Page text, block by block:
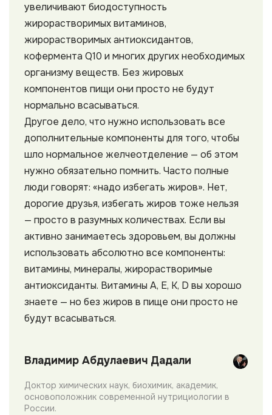
увеличивают биодоступность
жирорастворимых витаминов,
жирорастворимых антиоксидантов,
кофермента Q10 и многих других необходимых
организму веществ. Без жировых
компонентов пищи они просто не будут
нормально всасываться.
Другое дело, что нужно использовать все
дополнительные компоненты для того, чтобы
шло нормальное желчеотделение — об этом
нужно обязательно помнить. Часто полные
люди говорят: «надо избегать жиров». Нет,
дорогие друзья, избегать жиров тоже нельзя
— просто в разумных количествах. Если вы
активно занимаетесь здоровьем, вы должны
использовать абсолютно все компоненты:
витамины, минералы, жирорастворимые
антиоксиданты. Витамины A, E, K, D вы хорошо
знаете — но без жиров в пище они просто не
будут всасываться.
Владимир Абдулаевич Дадали
Доктор химических наук, биохимик, академик,
основоположник современной нутрициологии в
России.